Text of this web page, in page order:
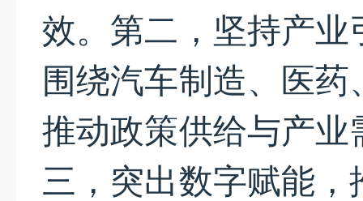
效。第二，坚持产
围绕汽车制造、医
推动政策供给与产
三，突出数字赋能